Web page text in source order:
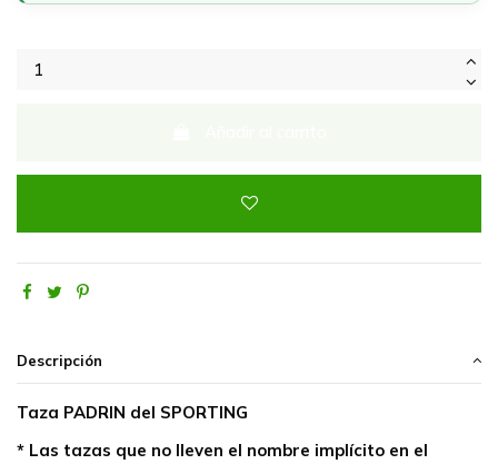
Descripción
Taza PADRIN del SPORTING
* Las tazas que no lleven el nombre implícito en el